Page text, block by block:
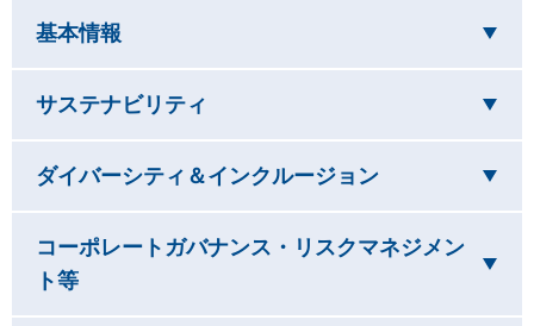
基本情報
サステナビリティ
ダイバーシティ＆インクルージョンを閉じています
コーポレートガバナンス・リスクマネジメン
ト等を閉じています